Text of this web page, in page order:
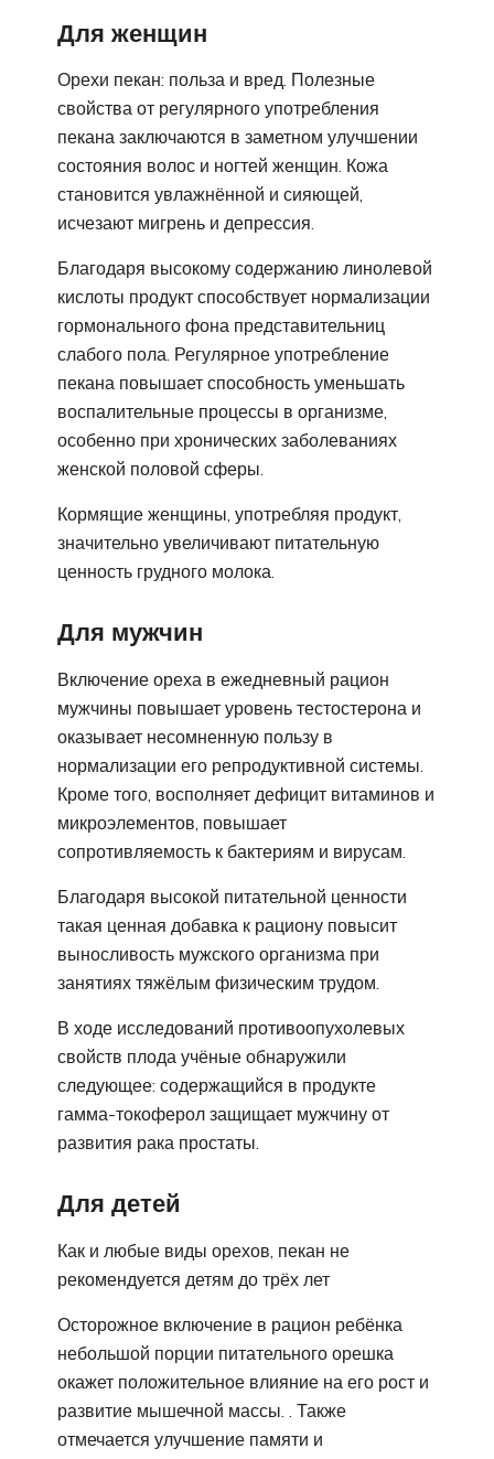
Для женщин
Орехи пекан: польза и вред. Полезные
свойства от регулярного употребления
пекана заключаются в заметном улучшении
состояния волос и ногтей женщин. Кожа
становится увлажнённой и сияющей,
исчезают мигрень и депрессия.
Благодаря высокому содержанию линолевой
кислоты продукт способствует нормализации
гормонального фона представительниц
слабого пола. Регулярное употребление
пекана повышает способность уменьшать
воспалительные процессы в организме,
особенно при хронических заболеваниях
женской половой сферы.
Кормящие женщины, употребляя продукт,
значительно увеличивают питательную
ценность грудного молока.
Для мужчин
Включение ореха в ежедневный рацион
мужчины повышает уровень тестостерона и
оказывает несомненную пользу в
нормализации его репродуктивной системы.
Кроме того, восполняет дефицит витаминов и
микроэлементов, повышает
сопротивляемость к бактериям и вирусам.
Благодаря высокой питательной ценности
такая ценная добавка к рациону повысит
выносливость мужского организма при
занятиях тяжёлым физическим трудом.
В ходе исследований противоопухолевых
свойств плода учёные обнаружили
следующее: содержащийся в продукте
гамма-токоферол защищает мужчину от
развития рака простаты.
Для детей
Как и любые виды орехов, пекан не
рекомендуется детям до трёх лет
Осторожное включение в рацион ребёнка
небольшой порции питательного орешка
окажет положительное влияние на его рост и
развитие мышечной массы. . Также
отмечается улучшение памяти и